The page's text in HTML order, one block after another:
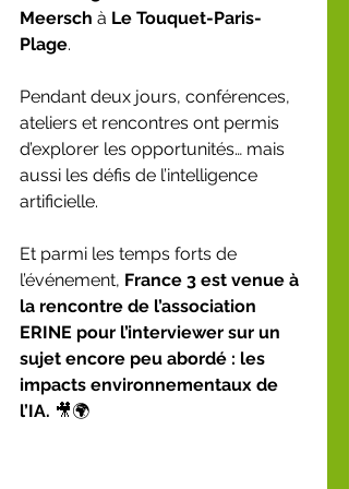
Meersch à Le Touquet-Paris-
Plage.
Pendant deux jours, conférences,
ateliers et rencontres ont permis
d’explorer les opportunités… mais
aussi les défis de l’intelligence
artificielle.
Et parmi les temps forts de
l’événement, France 3 est venue à
la rencontre de l’association
ERINE pour l’interviewer sur un
sujet encore peu abordé : les
impacts environnementaux de
l’IA. 🎥🌍